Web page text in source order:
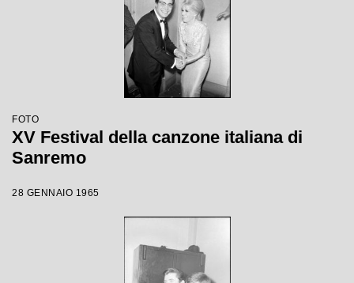
FOTO
XV Festival della canzone italiana di
Sanremo
28 GENNAIO 1965